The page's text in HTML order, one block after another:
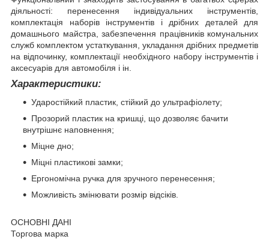
діяльності: перенесення індивідуальних інструментів,
комплектація наборів інструментів і дрібних деталей для
домашнього майстра, забезпечення працівників комунальних
служб комплектом устаткування, укладання дрібних предметів
на відпочинку, комплектації необхідного набору інструментів і
аксесуарів для автомобіля і ін.
Характеристики:
Ударостійкий пластик, стійкий до ультрафіолету;
Прозорий пластик на кришці, що дозволяє бачити
внутрішнє наповнення;
Міцне дно;
Міцні пластикові замки;
Ергономічна ручка для зручного перенесення;
Можливість змінювати розмір відсіків.
ОСНОВНІ ДАНІ
Торгова марка